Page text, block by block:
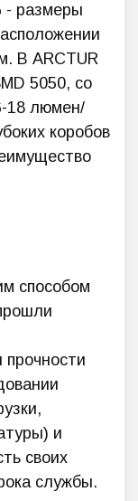
- размеры
В ARCTUR
5050, со
18 люмен/
коробов
способом
прочности
и
своих
службы.